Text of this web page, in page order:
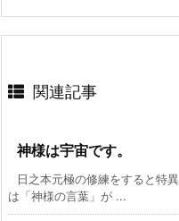
関連記事
神様は宇宙です。
日之本元極の修練をすると特
は「神様の言葉」が ...